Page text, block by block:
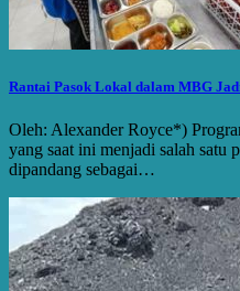
Rantai Pasok Lokal dalam MBG
Oleh: Alexander Royce*)
yang saat ini menjadi salah satu
dipandang sebagai…